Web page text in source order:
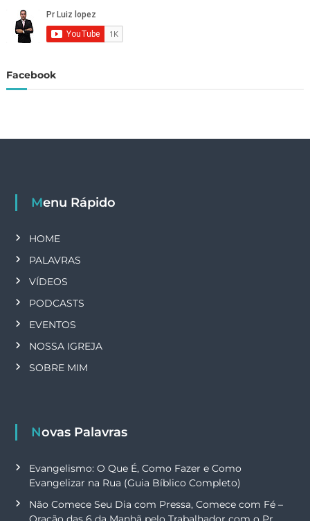
p
o
r
o
s
Facebook
Menu Rápido
HOME
PALAVRAS
VÍDEOS
PODCASTS
EVENTOS
NOSSA IGREJA
SOBRE MIM
Novas Palavras
Evangelismo: O Que É, Como Fazer e Como
Evangelizar na Rua (Guia Bíblico Completo)
Não Comece Seu Dia com Pressa, Comece com Fé –